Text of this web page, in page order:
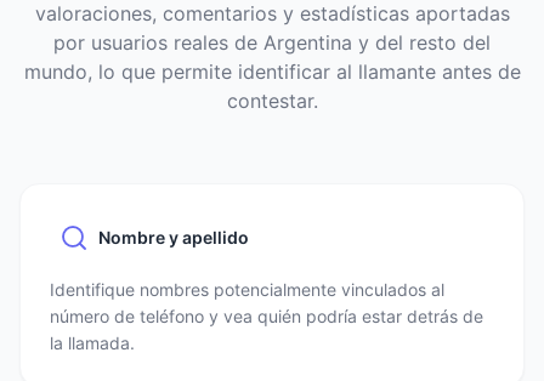
valoraciones, comentarios y estadísticas aportadas
por usuarios reales de Argentina y del resto del
mundo, lo que permite identificar al llamante antes de
contestar.
Nombre y apellido
Identifique nombres potencialmente vinculados al
número de teléfono y vea quién podría estar detrás de
la llamada.